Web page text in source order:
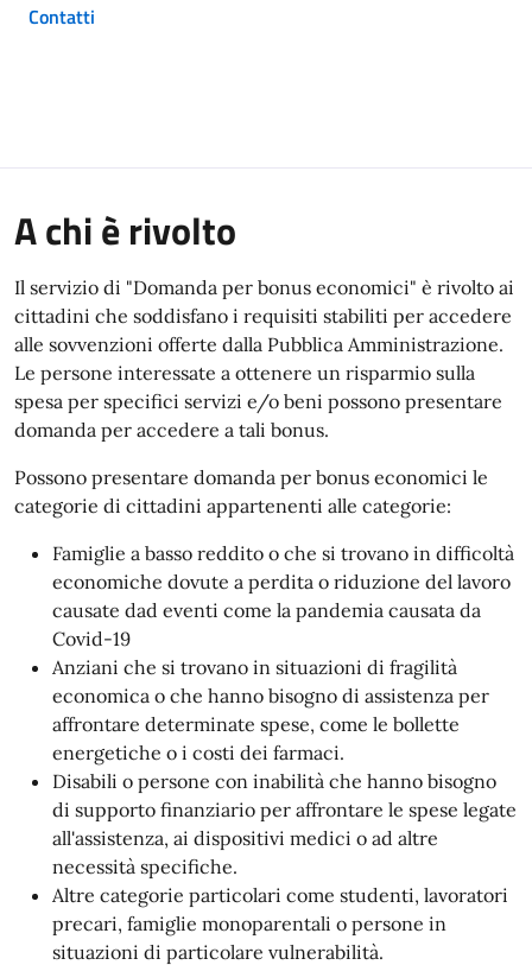
Contatti
A chi è rivolto
Il servizio di "Domanda per bonus economici" è rivolto ai
cittadini che soddisfano i requisiti stabiliti per accedere
alle sovvenzioni offerte dalla Pubblica Amministrazione.
Le persone interessate a ottenere un risparmio sulla
spesa per specifici servizi e/o beni possono presentare
domanda per accedere a tali bonus.
Possono presentare domanda per bonus economici le
categorie di cittadini appartenenti alle categorie:
Famiglie a basso reddito o che si trovano in difficoltà
economiche dovute a perdita o riduzione del lavoro
causate dad eventi come la pandemia causata da
Covid-19
Anziani che si trovano in situazioni di fragilità
economica o che hanno bisogno di assistenza per
affrontare determinate spese, come le bollette
energetiche o i costi dei farmaci.
Disabili o persone con inabilità che hanno bisogno
di supporto finanziario per affrontare le spese legate
all'assistenza, ai dispositivi medici o ad altre
necessità specifiche.
Altre categorie particolari come studenti, lavoratori
precari, famiglie monoparentali o persone in
situazioni di particolare vulnerabilità.